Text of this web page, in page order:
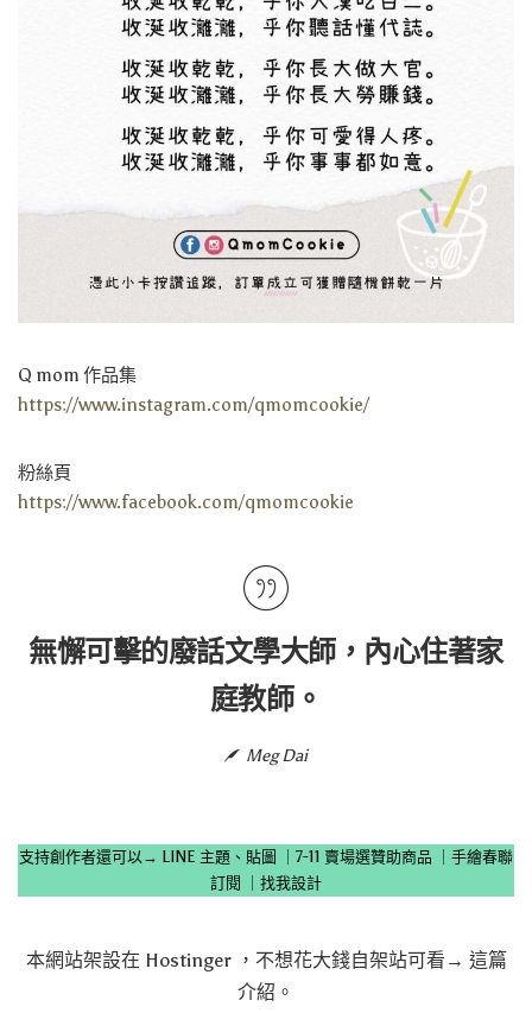
Q mom 作品集
https://www.instagram.com/qmomcookie/
粉絲頁
https://www.facebook.com/qmomcookie
無懈可擊的廢話文學大師，內心住著家
庭教師。
Meg Dai
支持創作者還可以→ LINE 主題、貼圖 7-11 賣場選贊助商品
手繪春聯
訂閱
找我設計
本網站架設在 Hostinger，不想花大錢自架站可看→ 這篇
介紹 。